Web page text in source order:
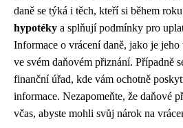
daně se týká i těch, kteří si během roku
hypotéky a splňují podmínky pro
Informace o vrácení daně, jako je jeho
ve svém daňovém přiznání. Případně
finanční úřad, kde vám ochotně
informace. Nezapomeňte, že daňové
včas, abyste mohli svůj nárok na